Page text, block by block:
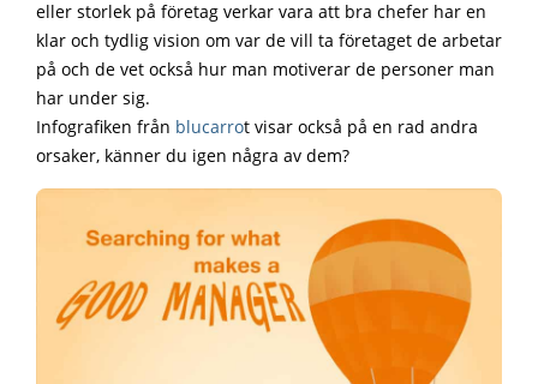
eller storlek på företag verkar vara att bra chefer har en
klar och tydlig vision om var de vill ta företaget de arbetar
på och de vet också hur man motiverar de personer man
har under sig.
Infografiken från blucarrot visar också på en rad andra
orsaker, känner du igen några av dem?